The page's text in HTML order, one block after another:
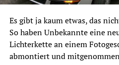
Es gibt ja kaum etwas, das
So haben Unbekannte eine
Lichterkette an einem
abmontiert und